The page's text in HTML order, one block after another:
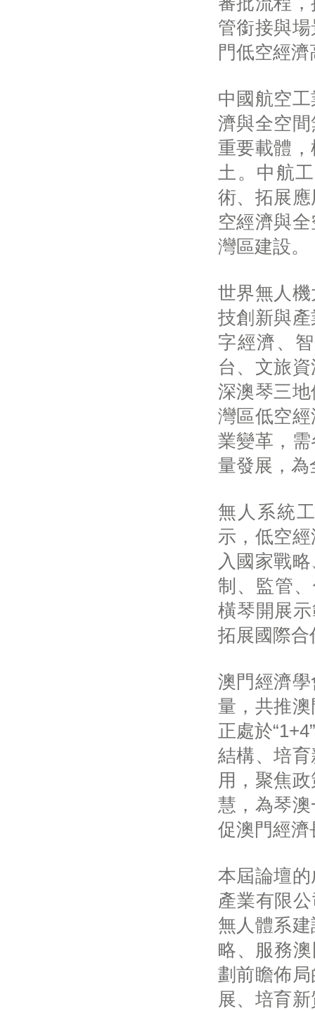
管銜接與
門低空經
中國航空
濟與全空
重要載體
土。中航
術、拓展
空經濟與
灣區建設。
世界無人
技創新與
字經濟、
台、文旅
深澳琴三
灣區低空
業變革，
量發展，
無人系統
示，低空
入國家戰
制、監管
橫琴開展
拓展國際
澳門經濟
量，共推
正處於
結構、培
用，聚焦
慧，為琴
促澳門經
本屆論壇
產業有限
無人體系
略、服務
劃前瞻佈
展、培育